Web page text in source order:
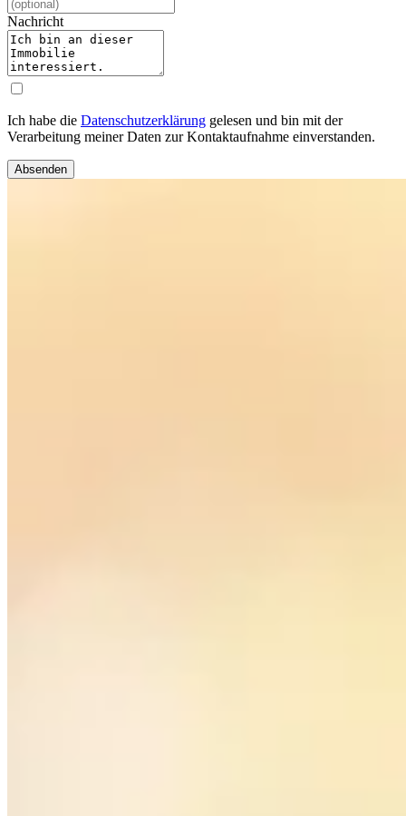
Nachricht
Ich habe die Datenschutzerklärung gelesen und bin mit der
Verarbeitung meiner Daten zur Kontaktaufnahme einverstanden.
Absenden